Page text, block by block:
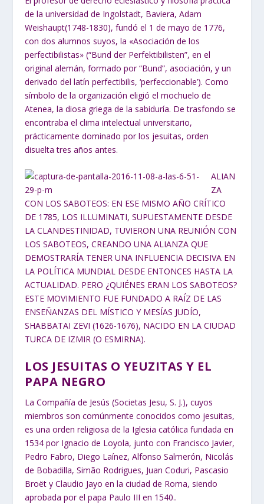
de la universidad de Ingolstadt, Baviera, Adam
Weishaupt(1748-1830), fundó el 1 de mayo de 1776,
con dos alumnos suyos, la «Asociación de los
perfectibilistas» (“Bund der Perfektibilisten”, en el
original alemán, formado por “Bund”, asociación, y un
derivado del latín perfectibilis, ‘perfeccionable’). Como
símbolo de la organización eligió el mochuelo de
Atenea, la diosa griega de la sabiduría. De trasfondo se
encontraba el clima intelectual universitario,
prácticamente dominado por los jesuitas, orden
disuelta tres años antes.
ALIAN
ZA
CON LOS SABOTEOS: EN ESE MISMO AÑO CRÍTICO
DE 1785, LOS ILLUMINATI, SUPUESTAMENTE DESDE
LA CLANDESTINIDAD, TUVIERON UNA REUNIÓN CON
LOS SABOTEOS, CREANDO UNA ALIANZA QUE
DEMOSTRARÍA TENER UNA INFLUENCIA DECISIVA EN
LA POLÍTICA MUNDIAL DESDE ENTONCES HASTA LA
ACTUALIDAD. PERO ¿QUIÉNES ERAN LOS SABOTEOS?
ESTE MOVIMIENTO FUE FUNDADO A RAÍZ DE LAS
ENSEÑANZAS DEL MÍSTICO Y MESÍAS JUDÍO,
SHABBATAI ZEVI (1626-1676), NACIDO EN LA CIUDAD
TURCA DE IZMIR (O ESMIRNA).
LOS JESUITAS O YEUZITAS Y EL
PAPA NEGRO
La Compañía de Jesús (Societas Jesu, S. J.), cuyos
miembros son comúnmente conocidos como jesuitas,
es una orden religiosa de la Iglesia católica fundada en
1534 por Ignacio de Loyola, junto con Francisco Javier,
Pedro Fabro, Diego Laínez, Alfonso Salmerón, Nicolás
de Bobadilla, Simão Rodrigues, Juan Coduri, Pascasio
Broët y Claudio Jayo en la ciudad de Roma, siendo
aprobada por el papa Paulo III en 1540..